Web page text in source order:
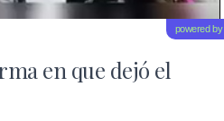
powered by
en que dejó el